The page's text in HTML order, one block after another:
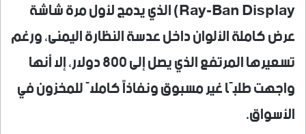
Ray-Ban Display) الذي يدمج لأول مرة شاشة
عرض كاملة الألوان داخل عدسة النظارة اليمنى، ورغم
تسعيرها المرتفع الذي يصل إلى 800 دولار، إلا أنها
واجهت طلبًا غير مسبوق ونفاذاً كاملاً للمخزون في
الأسواق.